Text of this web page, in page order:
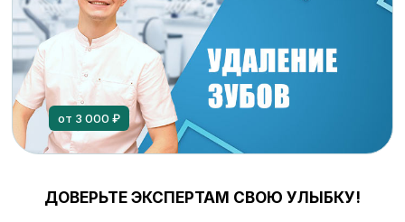
от 3 000 ₽
ДОВЕРЬТЕ ЭКСПЕРТАМ СВОЮ УЛЫБКУ!